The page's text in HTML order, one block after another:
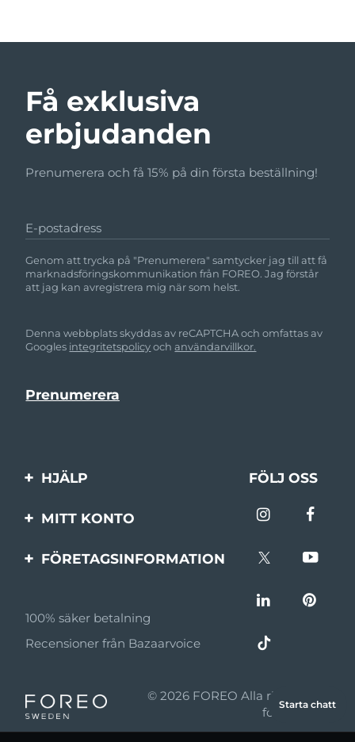
Få exklusiva
erbjudanden
Prenumerera och få 15% på din första beställning!
E-postadress
Genom att trycka på "Prenumerera" samtycker jag till att få
marknadsföringskommunikation från FOREO. Jag förstår
att jag kan avregistrera mig när som helst.
Denna webbplats skyddas av reCAPTCHA och omfattas av
Googles integritetspolicyochanvändarvillkor.
HJÄLP
Kontakta oss
FÖLJ OSS
MITT KONTO
Produktregistrering
FÖRETAGSINFORMATION
Affiliateprogram
Affiliate-nyheter
Återförsäljare
100% säker betalning
Recensioner från Bazaarvoice
© 2026 FOREO Alla rättigheter
förbehållna
Starta chatt